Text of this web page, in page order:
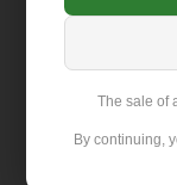
The sale of
By continuing,